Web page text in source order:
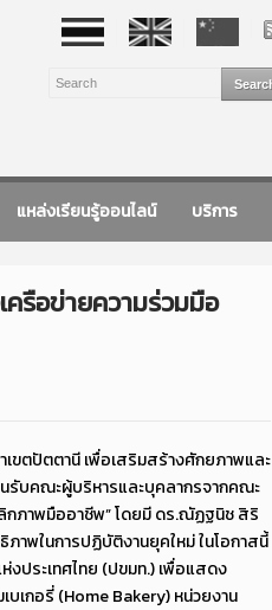
แหล่งเรียนรู้ออนไลน์ บริการ
รือข่ายความร่วมมือ
ขตปัตตานี เพื่อเสริมสร้างศักยภาพและ
รับคณะผู้บริหารและบุคลากรจากคณะ
กภาพมืออาชีพ” โดยมี ดร.ณัฏฐนิช สิริ
าพในการปฏิบัติงานยุคใหม่ ในโอกาสนี้
ประเทศไทย (ปขมท.) เพื่อแสดง
บเกอรี่ (Home Bakery) หน่วยงาน